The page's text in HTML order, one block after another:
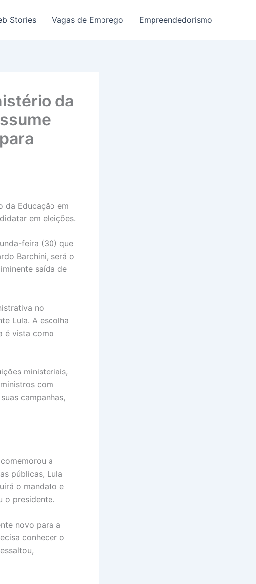
Stories Vagas de Emprego Empreendedorismo
da
da Educação em
em eleições.
feira (30) que
Barchini, será o
saída de
no
Lula. A escolha
é vista como
ministeriais,
com
campanhas,
a
públicas, Lula
o mandato e
o presidente.
novo para a
conhecer o